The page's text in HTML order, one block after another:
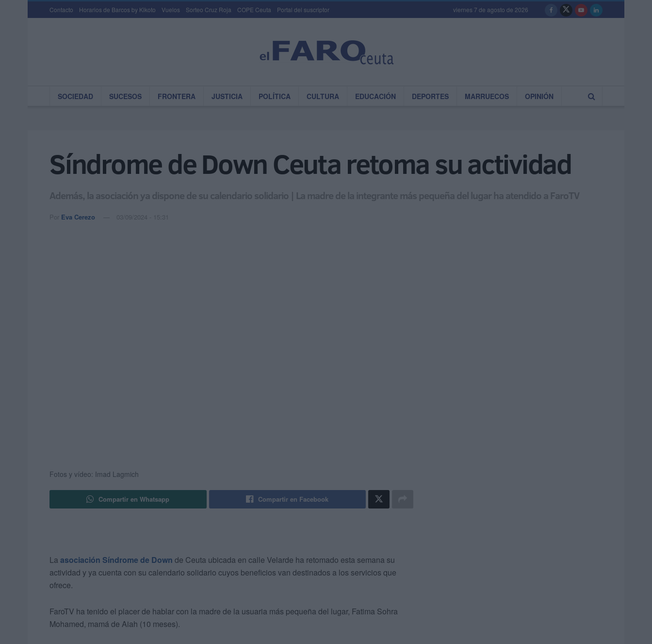
Contacto Horarios de Barcos by Kikoto Vuelos Sorteo Cruz Roja COPE Ceuta Portal del suscriptor viernes 7 de agosto de 2026
SOCIEDAD SUCESOS FRONTERA JUSTICIA POLÍTICA CULTURA EDUCACIÓN DEPORTES MARRUECOS OPINIÓN
Síndrome de Down Ceuta retoma su actividad
Además, la asociación ya dispone de su calendario solidario | La madre de la integrante más pequeña del lugar ha atendido a FaroTV
Por Eva Cerezo 03/09/2024 - 15:31
Fotos y vídeo: Imad Lagmich
Compartir en Whatsapp Compartir en Facebook
La asociación Síndrome de Down de Ceuta ubicada en calle Velarde ha retomado esta semana su
actividad y ya cuenta con su calendario solidario cuyos beneficios van destinados a los servicios que
ofrece.
FaroTV ha tenido el placer de hablar con la madre de la usuaria más pequeña del lugar, Fatima Sohra
Mohamed, mamá de Aiah (10 meses).